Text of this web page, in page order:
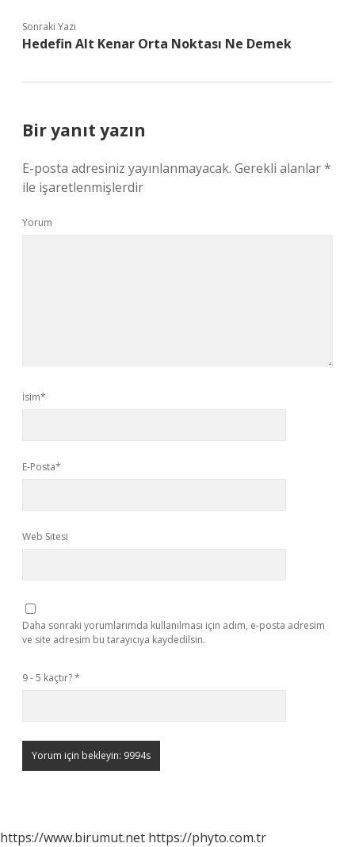
Sonraki Yazı
Hedefin Alt Kenar Orta Noktası Ne Demek
Bir yanıt yazın
E-posta adresiniz yayınlanmayacak. Gerekli alanlar*
ile işaretlenmişlerdir
Yorum
İsim*
E-Posta*
Web Sitesi
Daha sonraki yorumlarımda kullanılması için adım, e-posta adresim
ve site adresim bu tarayıcıya kaydedilsin.
9 - 5 kaçtır?*
https://www.birumut.net https://phyto.com.tr